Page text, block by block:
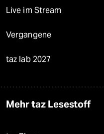
Live im Stream
Vergangene
taz lab 2027
Mehr taz Lesestoff